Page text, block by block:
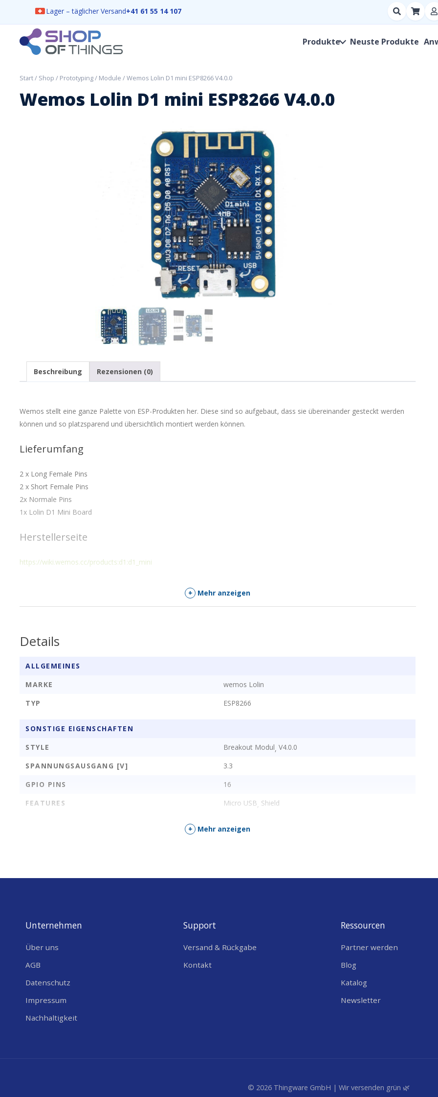
Lager – täglicher Versand+41 61 55 14 107
Suchen
nach
Hersteller,
ShopOfThings
Produkte Neuste Produkte
Start/ Shop / Prototyping/ Module / Wemos Lolin D1 mini ESP8266 V4.0.0
Wemos Lolin D1 mini ESP8266 V4.0.0
Beschreibung Rezensionen (0)
Wemos stellt eine ganze Palette von ESP-Produkten her. Diese sind so aufgebaut, dass sie übereinander gesteckt werden
können und so platzsparend und übersichtlich montiert werden können.
Lieferumfang
2 x Long Female Pins
2 x Short Female Pins
2x Normale Pins
1x Lolin D1 Mini Board
Herstellerseite
https://wiki.wemos.cc/products:d1:d1_mini
+ Mehr anzeigen
Details
ALLGEMEINES
MARKE
wemos Lolin
TYP
ESP8266
SONSTIGE EIGENSCHAFTEN
STYLE
Breakout Modul, V4.0.0
SPANNUNGSAUSGANG [V]
3.3
GPIO PINS
16
FEATURES
Micro USB, Shield
+ Mehr anzeigen
Unternehmen
Über uns
AGB
Datenschutz
Impressum
Nachhaltigkeit
Support
Versand & Rückgabe
Kontakt
Ressourcen
Partner werden
Blog
Katalog
Newsletter
© 2026 Thingware GmbH | Wir versenden grün 🌿